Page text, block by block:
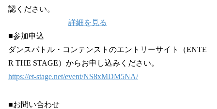
認ください。
詳細を見る
■参加申込
ダンスバトル・コンテンストのエントリーサイト（ENTE
R THE STAGE）からお申し込みください。
https://et-stage.net/event/NS8xMDM5NA/
■お問い合わせ